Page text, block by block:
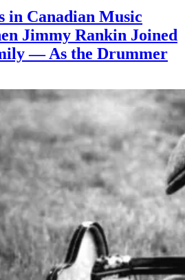
in Canadian Music
Jimmy Rankin Joined
— As the Drummer